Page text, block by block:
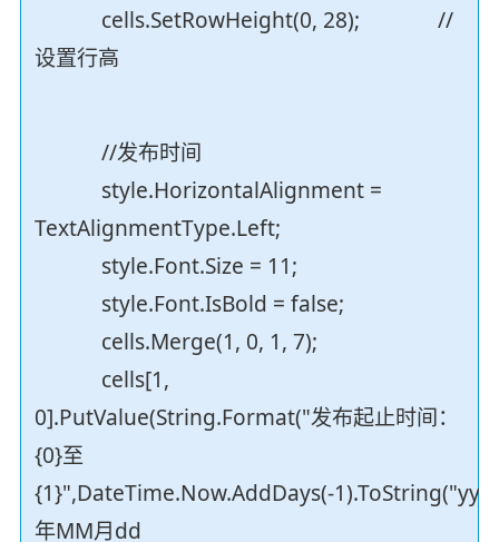
cells.SetRowHeight(0, 28); //
设置行高
//发布时间
style.HorizontalAlignment =
TextAlignmentType.Left;
style.Font.Size = 11;
style.Font.IsBold = false;
cells.Merge(1, 0, 1, 7);
cells[1,
0].PutValue(String.Format("发布起止时间：
{0}至
{1}",DateTime.Now.AddDays(-
年MM月dd